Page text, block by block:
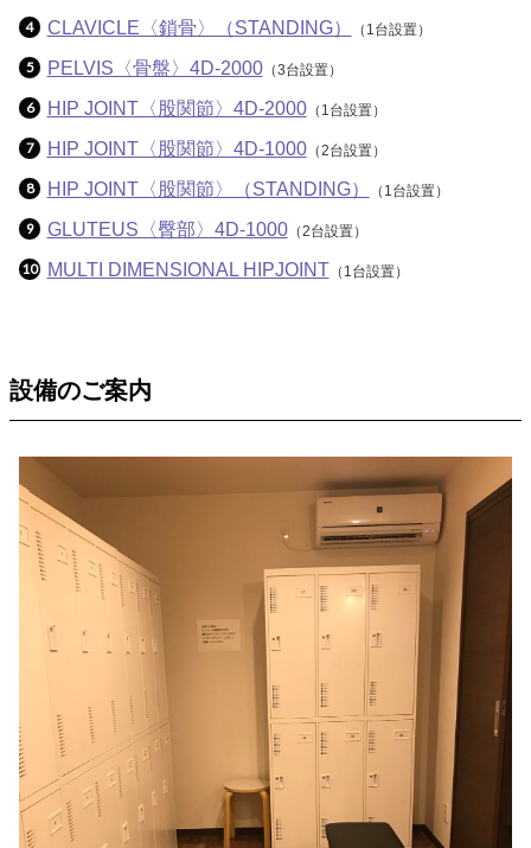
CLAVICLE〈鎖骨〉（STANDING） （1台設置）
PELVIS〈骨盤〉4D-2000（3台設置）
HIP JOINT〈股関節〉4D-2000（1台設置）
HIP JOINT〈股関節〉4D-1000（2台設置）
HIP JOINT〈股関節〉（STANDING） （1台設置）
GLUTEUS〈臀部〉4D-1000（2台設置）
MULTI DIMENSIONAL HIPJOINT （1台設置）
設備のご案内